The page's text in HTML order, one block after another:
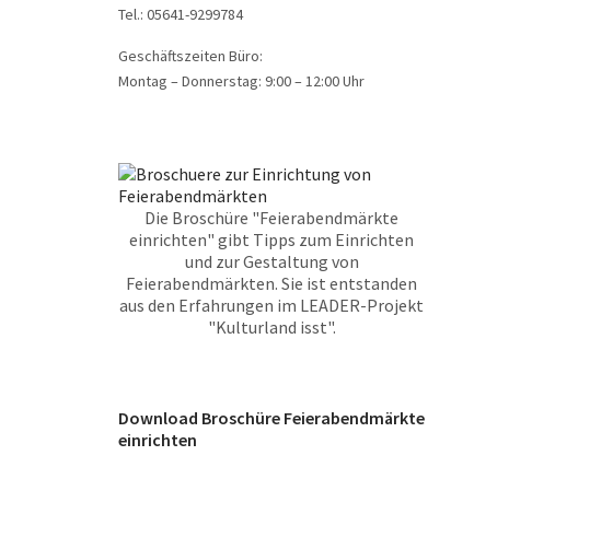
Tel.: 05641-9299784
Geschäftszeiten Büro:
Montag – Donnerstag: 9:00 – 12:00 Uhr
Die Broschüre "Feierabendmärkte
einrichten" gibt Tipps zum Einrichten
und zur Gestaltung von
Feierabendmärkten. Sie ist entstanden
aus den Erfahrungen im LEADER-Projekt
"Kulturland isst".
Download Broschüre Feierabendmärkte
einrichten